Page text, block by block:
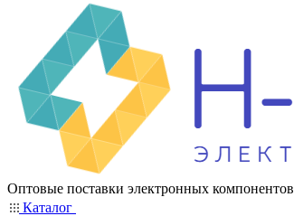
Оптовые поставки электронных компонентов
Каталог